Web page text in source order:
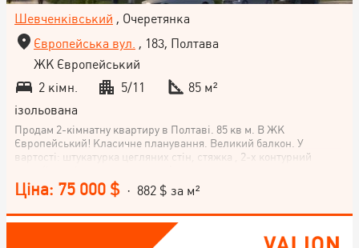
Шевченківський , Очеретянка
Європейська вул. , 183, Полтава
ЖК Європейський
2 кімн.
5/11
85 м²
ізольована
Продам 2-кімнатну квартиру в Полтаві. 85 кв м. В ЖК
Європейський! Класичне планування. Великий балкон. У
вартості: штукатурка цегляних стін, стяжка , 2-х контурний
постачання. Шумоізоляційні панорамні вікна, вогнестійкі вхідні
двері комфорт класу. Закрита територія! Ліфт OTIS! Поряд 5-ти
рівневий наземний паркінг(окремо купляється). Секція введена
в експлуатацію.
Ціна: 75 000 $ · 882 $ за м²